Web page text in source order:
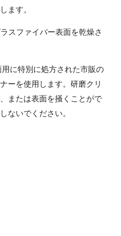
ます。
スファイバー表面を乾燥さ
に特別に処方された市販の
ーを使用します。研磨クリ
または表面を掻くことがで
ないでください。